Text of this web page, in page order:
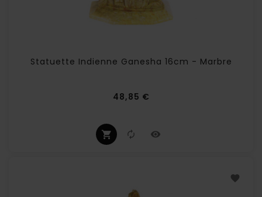
Statuette Indienne Ganesha 16cm - Marbre
48,85 €